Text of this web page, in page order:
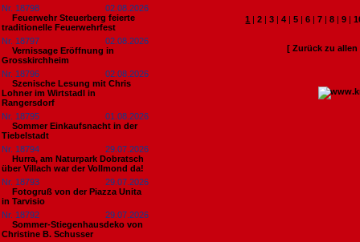
Nr. 18798
02.08.2026
Feuerwehr Steuerberg feierte
traditionelle Feuerwehrfest
Nr. 18797
02.08.2026
Vernissage Eröffnung in
Grosskirchheim
Nr. 18796
02.08.2026
Szenische Lesung mit Chris
Lohner im Wirtstadl in
Rangersdorf
Nr. 18795
01.08.2026
Sommer Einkaufsnacht in der
Tiebelstadt
Nr. 18794
29.07.2026
Hurra, am Naturpark Dobratsch
über Villach war der Vollmond da!
Nr. 18793
29.07.2026
Fotogruß von der Piazza Unita
in Tarvisio
Nr. 18792
29.07.2026
Sommer-Stiegenhausdeko von
Christine B. Schusser
1 |2 |3 |4 |5 |6 |7 |8 |9 |
[ Zurück zu